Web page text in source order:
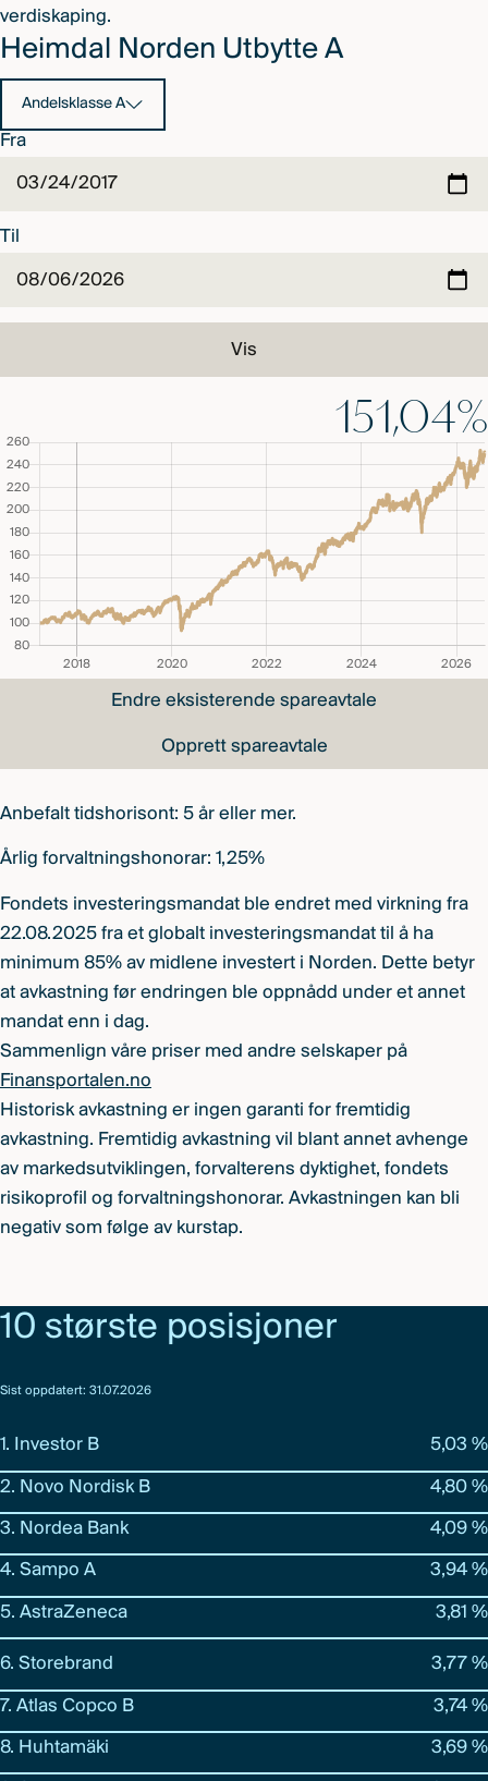
verdiskaping.
Heimdal Norden Utbytte A
Andelsklasse A
Fra
Til
Vis
151,04%
Endre eksisterende spareavtale
Opprett spareavtale
Anbefalt tidshorisont: 5 år eller mer.
Årlig forvaltningshonorar: 1,25%
Fondets investeringsmandat ble endret med virkning fra
22.08.2025 fra et globalt investeringsmandat til å ha
minimum 85% av midlene investert i Norden. Dette betyr
at avkastning før endringen ble oppnådd under et annet
mandat enn i dag.
Sammenlign våre priser med andre selskaper på
Finansportalen.no
Historisk avkastning er ingen garanti for fremtidig
avkastning. Fremtidig avkastning vil blant annet avhenge
av markedsutviklingen, forvalterens dyktighet, fondets
risikoprofil og forvaltningshonorar. Avkastningen kan bli
negativ som følge av kurstap.
10 største posisjoner
Sist oppdatert: 31.07.2026
1. Investor B 5,03 %
2. Novo Nordisk B 4,80 %
3. Nordea Bank 4,09 %
4. Sampo A 3,94 %
5. AstraZeneca 3,81 %
6. Storebrand 3,77 %
7. Atlas Copco B 3,74 %
8. Huhtamäki 3,69 %